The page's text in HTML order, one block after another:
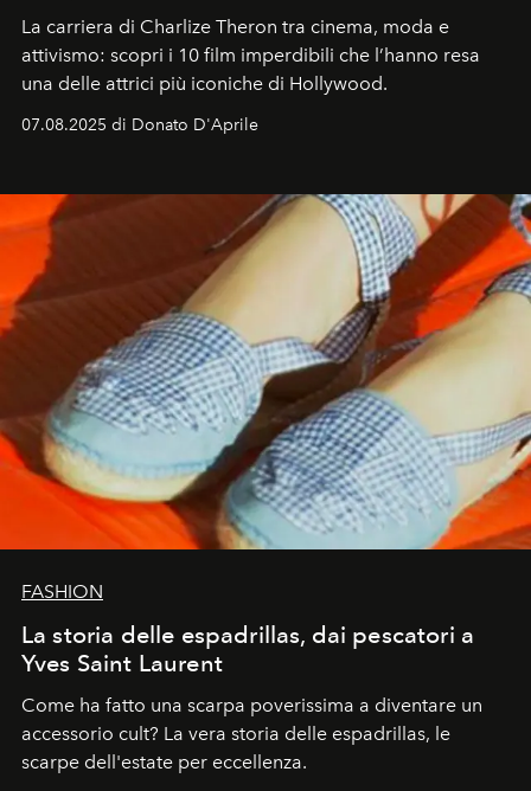
La carriera di Charlize Theron tra cinema, moda e
attivismo: scopri i 10 film imperdibili che l’hanno resa
una delle attrici più iconiche di Hollywood.
07.08.2025 di Donato D'Aprile
FASHION
La storia delle espadrillas, dai pescatori a
Yves Saint Laurent
Come ha fatto una scarpa poverissima a diventare un
accessorio cult? La vera storia delle espadrillas, le
scarpe dell'estate per eccellenza.